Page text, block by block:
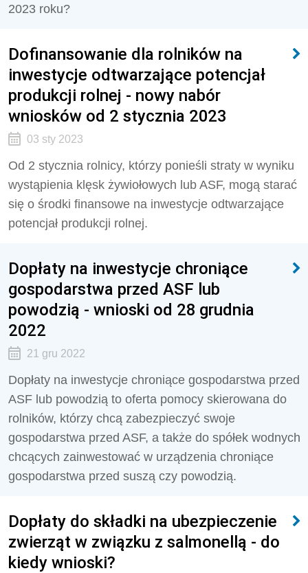
2023 roku?
Dofinansowanie dla rolników na
inwestycje odtwarzające potencjał
produkcji rolnej - nowy nabór
wniosków od 2 stycznia 2023
03 sty 2023
Od 2 stycznia rolnicy, którzy ponieśli straty w wyniku
wystąpienia klęsk żywiołowych lub ASF, mogą starać
się o środki finansowe na inwestycje odtwarzające
potencjał produkcji rolnej.
Dopłaty na inwestycje chroniące
gospodarstwa przed ASF lub
powodzią - wnioski od 28 grudnia
2022
21 gru 2022
Dopłaty na inwestycje chroniące gospodarstwa przed
ASF lub powodzią to oferta pomocy skierowana do
rolników, którzy chcą zabezpieczyć swoje
gospodarstwa przed ASF, a także do spółek wodnych
chcących zainwestować w urządzenia chroniące
gospodarstwa przed suszą czy powodzią.
Dopłaty do składki na ubezpieczenie
zwierząt w związku z salmonellą - do
kiedy wnioski?